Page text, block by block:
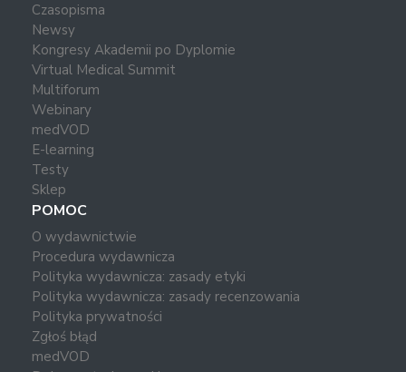
Czasopisma
Newsy
Kongresy Akademii po Dyplomie
Virtual Medical Summit
Multiforum
Webinary
medVOD
E-learning
Testy
Sklep
POMOC
O wydawnictwie
Procedura wydawnicza
Polityka wydawnicza: zasady etyki
Polityka wydawnicza: zasady recenzowania
Polityka prywatności
Zgłoś błąd
medVOD